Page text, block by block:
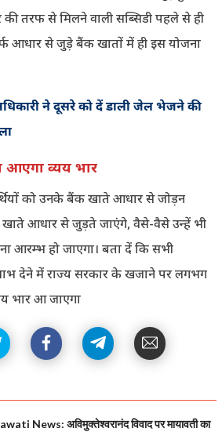
की तरफ से मिलने वाली सब्सिडी पहले से ही
आधार से जुड़े बैंक खातों में ही इस योजना
ने दूसरे को दें डाली जेल भेजने की
आएगा व्यय भार
को उनके बैंक खाते आधार से जोड़न
आधार से जुड़ते जाएंगे, वैसे-वैसे उन्हें भी
आरम्भ हो जाएगा। बता दें कि सभी
देने में राज्य सरकार के खजाने पर लगभग
भार आ जाएगा
News: अविमुक्तेश्वरानंद विवाद पर मायावती का